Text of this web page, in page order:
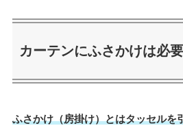
カーテンにふさかけは必
ふさかけ（房掛け）とはタッセルを